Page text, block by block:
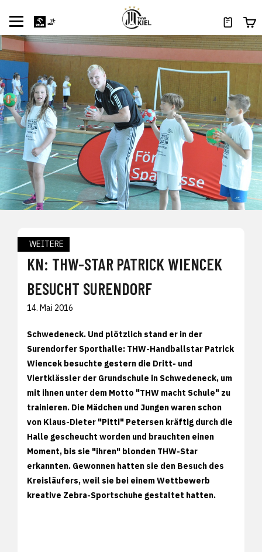
WEITERE
KN: THW-STAR PATRICK WIENCEK
BESUCHT SURENDORF
14. Mai 2016
Schwedeneck. Und plötzlich stand er in der
Surendorfer Sporthalle: THW-Handballstar Patrick
Wiencek besuchte gestern die Dritt- und
Viertklässler der Grundschule in Schwedeneck, um
mit ihnen unter dem Motto "THW macht Schule" zu
trainieren. Die Mädchen und Jungen waren schon
von Klaus-Dieter "Pitti" Petersen kräftig durch die
Halle gescheucht worden und brauchten einen
Moment, bis sie "ihren" blonden THW-Star
erkannten. Gewonnen hatten sie den Besuch des
Kreisläufers, weil sie bei einem Wettbewerb
kreative Zebra-Sportschuhe gestaltet hatten.